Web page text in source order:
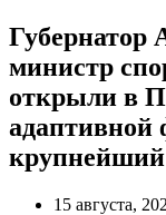
Губернатор
министр
открыли в
адаптивной
крупнейший
15 августа,